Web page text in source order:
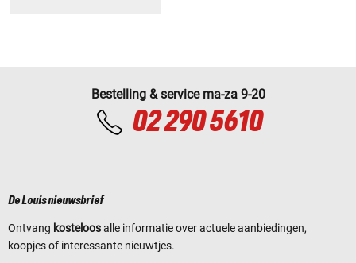
Bestelling & service ma-za 9-20
02 290 5610
De Louis nieuwsbrief
Ontvang kosteloosalle informatie over actuele aanbiedingen,
koopjes of interessante nieuwtjes.